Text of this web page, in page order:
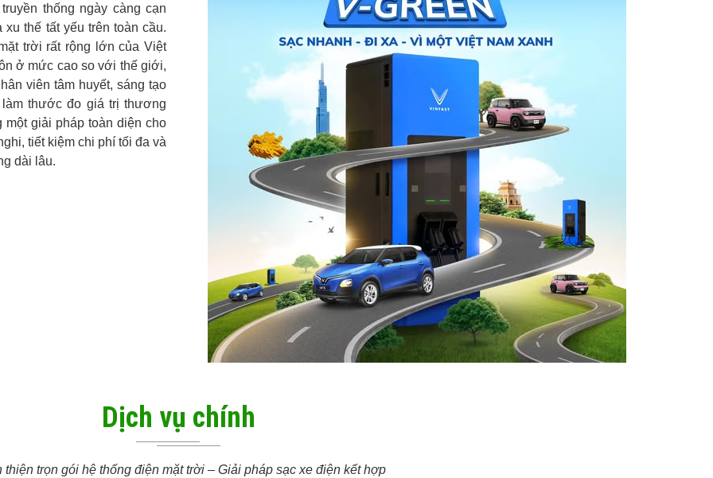
thống ngày càng cạn
thế tất yếu trên toàn cầu.
trời rất rộng lớn của Việt
ở mức cao so với thế giới,
viên tâm huyết, sáng tạo
thước đo giá trị thương
một giải pháp toàn diện cho
tiết kiệm chi phí tối đa và
dài lâu.
Dịch vụ chính
thiện trọn gói hệ thống điện mặt trời – Giải pháp sạc xe điện kết hợp